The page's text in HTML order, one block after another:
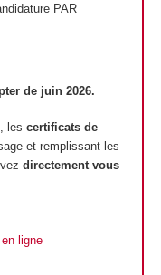
PAR
de juin 2026.
, les certificats de
et remplissant les
directement vous
ligne